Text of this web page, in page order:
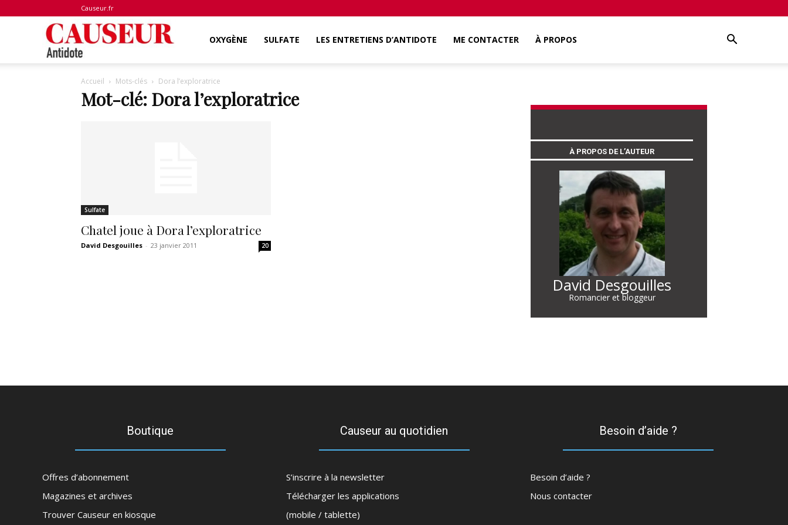
Causeur.fr
OXYGÈNE SULFATE LES ENTRETIENS D’ANTIDOTE ME CONTACTER À PROPOS
Accueil Mots-clés Dora l’exploratrice
Mot-clé: Dora l’exploratrice
Sulfate
Chatel joue à Dora l’exploratrice
David Desgouilles - 23 janvier 2011 20
À PROPOS DE L’AUTEUR
David Desgouilles
Romancier et bloggeur
Boutique
Offres d’abonnement
Magazines et archives
Trouver Causeur en kiosque
Causeur au quotidien
S’inscrire à la newsletter
Télécharger les applications
(mobile / tablette)
Besoin d’aide ?
Besoin d’aide ?
Nous contacter